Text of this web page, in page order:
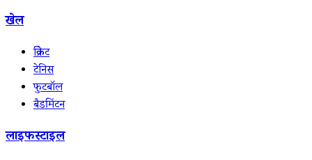
खेल
क्रिकेट
टेनिस
फुटबॉल
बैडमिंटन
लाइफस्टाइल